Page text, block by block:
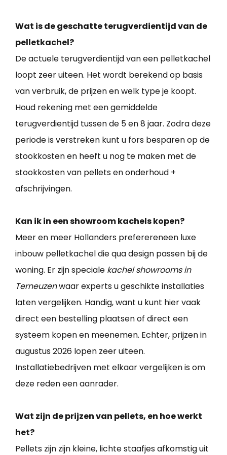
Wat is de geschatte terugverdientijd van de
pelletkachel?
De actuele terugverdientijd van een pelletkachel
loopt zeer uiteen. Het wordt berekend op basis
van verbruik, de prijzen en welk type je koopt.
Houd rekening met een gemiddelde
terugverdientijd tussen de 5 en 8 jaar. Zodra deze
periode is verstreken kunt u fors besparen op de
stookkosten en heeft u nog te maken met de
stookkosten van pellets en onderhoud +
afschrijvingen.
Kan ik in een showroom kachels kopen?
Meer en meer Hollanders preferereneen luxe
inbouw pelletkachel die qua design passen bij de
woning. Er zijn speciale kachel showrooms in
Terneuzenwaar experts u geschikte installaties
laten vergelijken. Handig, want u kunt hier vaak
direct een bestelling plaatsen of direct een
systeem kopen en meenemen. Echter, prijzen in
augustus 2026 lopen zeer uiteen.
Installatiebedrijven met elkaar vergelijken is om
deze reden een aanrader.
Wat zijn de prijzen van pellets, en hoe werkt
het?
Pellets zijn zijn kleine, lichte staafjes afkomstig uit